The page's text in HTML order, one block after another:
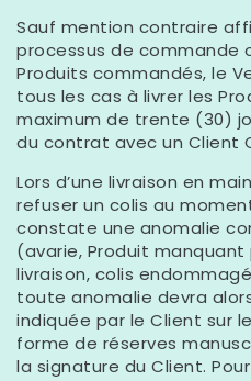
Sauf mention contraire
processus de commande
Produits commandés, le
tous les cas à livrer les
maximum de trente (30)
du contrat avec un Client
Lors d’une livraison en
refuser un colis au
constate une anomalie
(avarie, Produit
livraison, colis
toute anomalie devra
indiquée par le Client sur
forme de réserves
la signature du Client.